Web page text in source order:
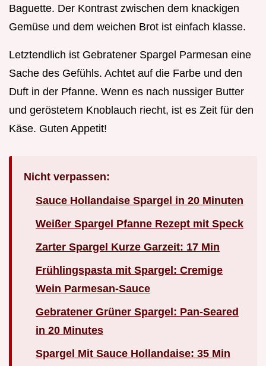
Baguette. Der Kontrast zwischen dem knackigen
Gemüse und dem weichen Brot ist einfach klasse.
Letztendlich ist Gebratener Spargel Parmesan eine
Sache des Gefühls. Achtet auf die Farbe und den
Duft in der Pfanne. Wenn es nach nussiger Butter
und geröstetem Knoblauch riecht, ist es Zeit für den
Käse. Guten Appetit!
Nicht verpassen:
Sauce Hollandaise Spargel in 20 Minuten
Weißer Spargel Pfanne Rezept mit Speck
Zarter Spargel Kurze Garzeit: 17 Min
Frühlingspasta mit Spargel: Cremige
Wein Parmesan-Sauce
Gebratener Grüner Spargel: Pan-Seared
in 20 Minutes
Spargel Mit Sauce Hollandaise: 35 Min